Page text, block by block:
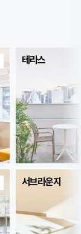
테라스
서브라운지